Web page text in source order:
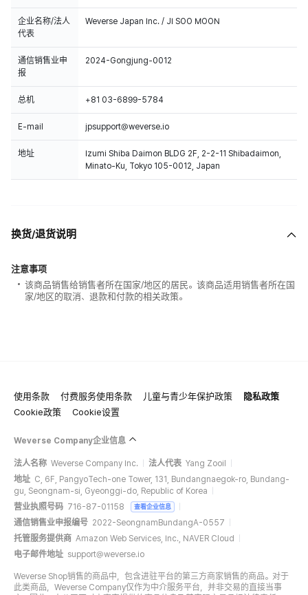
企业名称/法人
代表
Weverse Japan Inc. / JI SOO MOON
通信销售业申
报
2024-Gongjung-0012
总机 +81 03-6899-5784
E-mail jpsupport@weverse.io
地址
Izumi Shiba Daimon BLDG 2F, 2-2-11 Shibadaimon,
Minato-Ku, Tokyo 105-0012, Japan
换货/退货说明
注意事项
该商品销售给销售者所在国家/地区的居民。该商品适用销售者所在国
家/地区的取消、退款和付款的相关政策。
使用条款 付费服务使用条款 儿童与青少年保护政策
隐私政策
Cookie政策
Cookie设置
Weverse Company企业信息
法人名称 Weverse Company Inc. 法人代表 Yang Zooil
地址 C, 6F, PangyoTech-one Tower, 131, Bundangnaegok-ro, Bundang-
gu, Seongnam-si, Gyeonggi-do, Republic of Korea
营业执照号码 716-87-01158 查看企业信息
通信销售业申报编号 2022-SeongnamBundangA-0557
托管服务提供商 Amazon Web Services, Inc., NAVER Cloud
电子邮件地址 support@weverse.io
Weverse Shop销售的商品中，包含进驻平台的第三方商家销售的商品。对于
此类商品，Weverse Company仅作为中介服务平台，并非交易的直接当事